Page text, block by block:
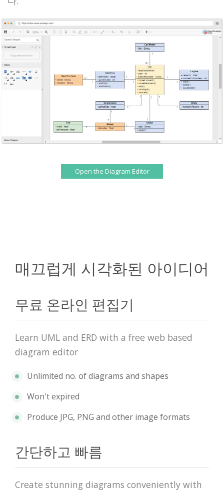
Open the Diagram Editor
매끄럽게 시각화된 아이디어
무료 온라인 편집기
Learn UML and ERD with a free web based
diagram editor
Unlimited no. of diagrams and shapes
Won't expired
Produce JPG, PNG and other image formats
간단하고 빠름
Create stunning diagrams conveniently with